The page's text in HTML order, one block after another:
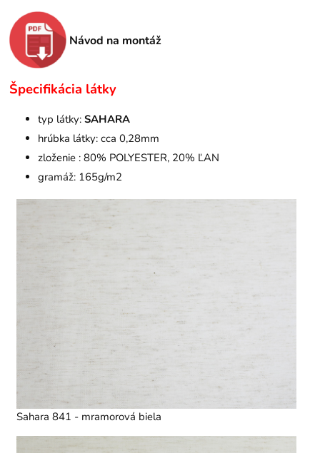
Návod na montáž
Špecifikácia látky
typ látky:SAHARA
hrúbka látky: cca 0,28mm
zloženie : 80% POLYESTER, 20% ĽAN
gramáž: 165g/m2
Sahara 841 - mramorová biela